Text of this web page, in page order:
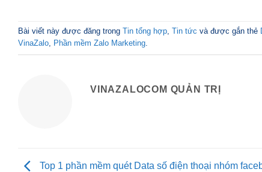
Bài viết này được đăng trong Tin tổng hợp, Tin tức và được gắn thẻ
VinaZalo, Phần mềm Zalo Marketing.
VINAZALOCOM QUẢN TRỊ
Top 1 phần mềm quét Data số điện thoại nhóm